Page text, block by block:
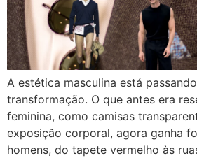
A estética masculina está
transformação. O que antes era
feminina, como camisas
exposição corporal, agora ganha
homens, do tapete vermelho às